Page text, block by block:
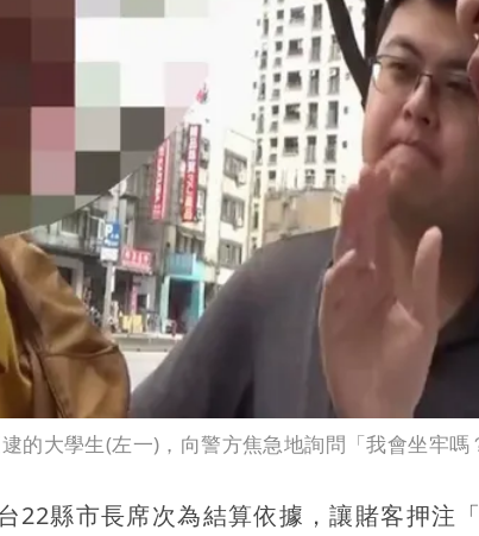
的大學生(左一)，向警方焦急地詢問「我會坐牢嗎
22縣市長席次為結算依據，讓賭客押注